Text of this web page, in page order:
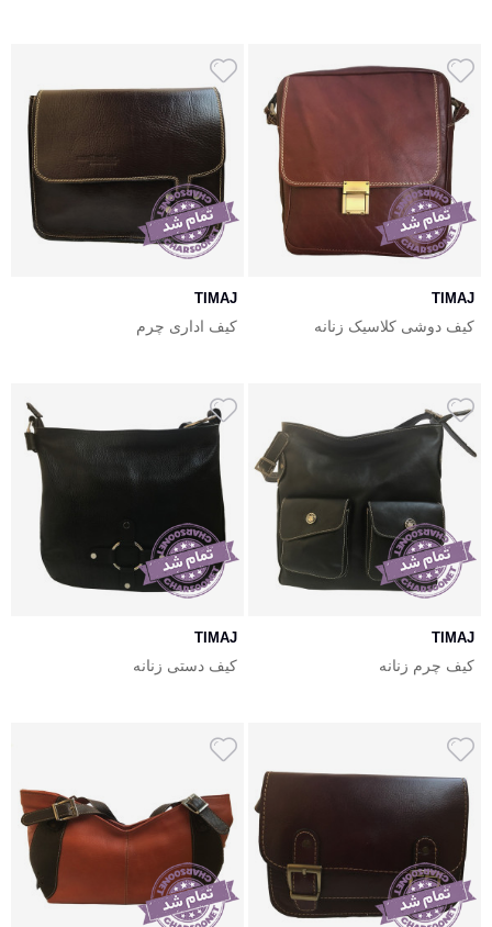
TIMAJ
کیف دوشی کلاسیک زنانه
TIMAJ
کیف اداری چرم
TIMAJ
کیف چرم زنانه
TIMAJ
کیف دستی زنانه